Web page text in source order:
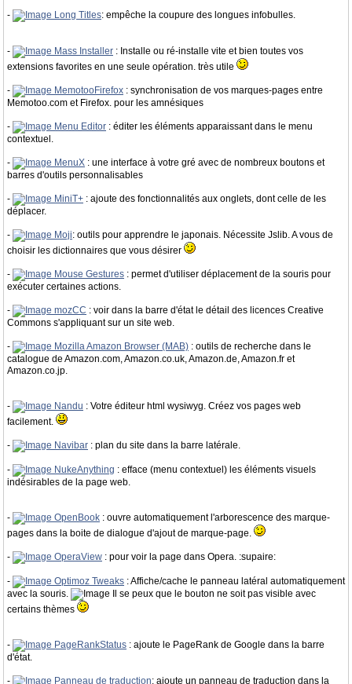
- Long Titles: empêche la coupure des longues infobulles.
- Mass Installer : Installe ou ré-installe vite et bien toutes vos
extensions favorites en une seule opération. très utile
- MemotooFirefox : synchronisation de vos marques-pages entre
Memotoo.com et Firefox. pour les amnésiques
- Menu Editor : éditer les éléments apparaissant dans le menu
contextuel.
- MenuX : une interface à votre gré avec de nombreux boutons et
barres d'outils personnalisables
- MiniT+ : ajoute des fonctionnalités aux onglets, dont celle de les
déplacer.
- Moji: outils pour apprendre le japonais. Nécessite Jslib. A vous de
choisir les dictionnaires que vous désirer
- Mouse Gestures : permet d'utiliser déplacement de la souris pour
exécuter certaines actions.
- mozCC : voir dans la barre d'état le détail des licences Creative
Commons s'appliquant sur un site web.
- Mozilla Amazon Browser (MAB) : outils de recherche dans le
catalogue de Amazon.com, Amazon.co.uk, Amazon.de, Amazon.fr et
Amazon.co.jp.
- Nandu : Votre éditeur html wysiwyg. Créez vos pages web
facilement.
- Navibar : plan du site dans la barre latérale.
- NukeAnything : efface (menu contextuel) les éléments visuels
indésirables de la page web.
- OpenBook : ouvre automatiquement l'arborescence des marque-
pages dans la boite de dialogue d'ajout de marque-page.
- OperaView : pour voir la page dans Opera. :supaire:
- Optimoz Tweaks : Affiche/cache le panneau latéral automatiquement
avec la souris.
Il se peux que le bouton ne soit pas visible avec
certains thèmes
- PageRankStatus : ajoute le PageRank de Google dans la barre
d'état.
- Panneau de traduction: ajoute un panneau de traduction dans la